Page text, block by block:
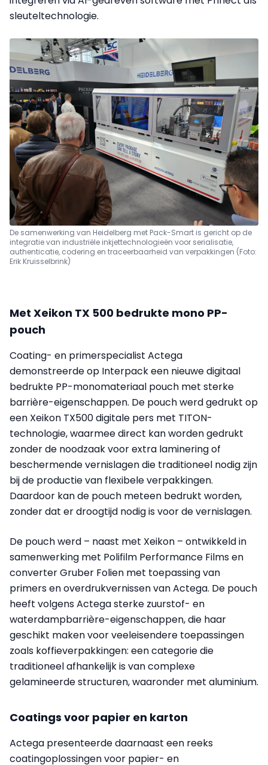
sleuteltechnologie.
De samenwerking van Heidelberg met Pack-Smart is gericht op de
integratie van industriële inkjettechnologieën voor serialisatie,
authenticatie, codering en traceerbaarheid van verpakkingen (Foto:
Erik Kruisselbrink)
Met Xeikon TX 500 bedrukte mono PP-
pouch
Coating- en primerspecialist Actega
demonstreerde op Interpack een nieuwe digitaal
bedrukte PP-monomateriaal pouch met sterke
barrière-eigenschappen. De pouch werd gedrukt op
een Xeikon TX500 digitale pers met TITON-
technologie, waarmee direct kan worden gedrukt
zonder de noodzaak voor extra laminering of
beschermende vernislagen die traditioneel nodig zijn
bij de productie van flexibele verpakkingen.
Daardoor kan de pouch meteen bedrukt worden,
zonder dat er droogtijd nodig is voor de vernislagen.
De pouch werd – naast met Xeikon – ontwikkeld in
samenwerking met Polifilm Performance Films en
converter Gruber Folien met toepassing van
primers en overdrukvernissen van Actega. De pouch
heeft volgens Actega sterke zuurstof- en
waterdampbarrière-eigenschappen, die haar
geschikt maken voor veeleisendere toepassingen
zoals koffieverpakkingen: een categorie die
traditioneel afhankelijk is van complexe
gelamineerde structuren, waaronder met aluminium.
Coatings voor papier en karton
Actega presenteerde daarnaast een reeks
coatingoplossingen voor papier- en